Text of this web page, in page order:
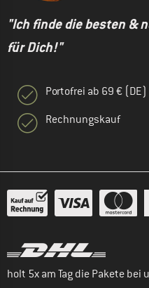
"Ich finde die besten &
für Dich!"
Portofrei ab 69 € (DE)
Rechnungskauf
holt 5x am Tag die Pakete bei